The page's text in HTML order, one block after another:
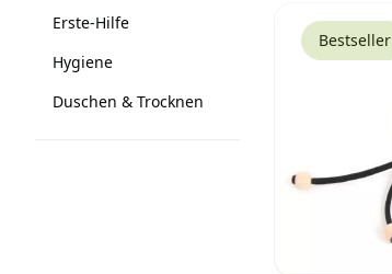
Erste-Hilfe
Hygiene
Duschen & Trocknen
Bestseller